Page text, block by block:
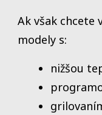
Ak však chcete
modely s:
nižšou